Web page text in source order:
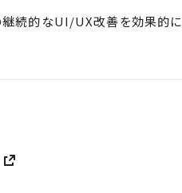
継続的なUI/UX改善を効果的に